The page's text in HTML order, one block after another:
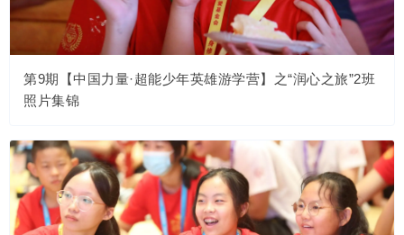
第9期【中国力量·超能少年英雄游学营】之“润心之旅”2班
照片集锦